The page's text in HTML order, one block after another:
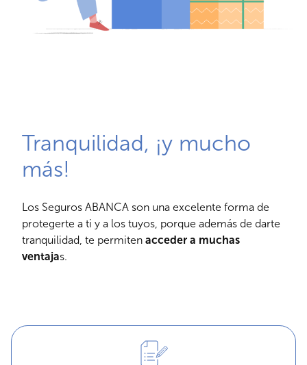
Tranquilidad, ¡y mucho
más!
Los Seguros ABANCA son una excelente forma de
protegerte a ti y a los tuyos, porque además de darte
tranquilidad, te permiten acceder a muchas
ventajas.